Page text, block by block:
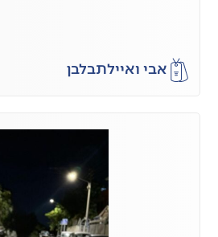
אבי ואיילתבלבן